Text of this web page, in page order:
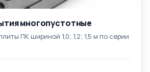
многопустотные
ПК шириной 1,0; 1,2; 1,5 м по серии